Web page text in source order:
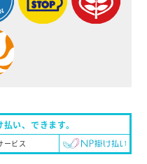
い、 できます。
ービス